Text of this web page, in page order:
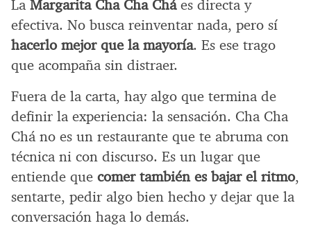
La Margarita Cha Cha Cháes directa y
efectiva. No busca reinventar nada, pero sí
hacerlo mejor que la mayoría. Es ese trago
que acompaña sin distraer.
Fuera de la carta, hay algo que termina de
definir la experiencia: la sensación. Cha Cha
Chá no es un restaurante que te abruma con
técnica ni con discurso. Es un lugar que
entiende que comer también es bajar el ritmo,
sentarte, pedir algo bien hecho y dejar que la
conversación haga lo demás.